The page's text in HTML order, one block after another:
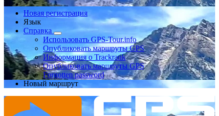
Новая регистрация
Язык
Справка
Использовать GPS-Tour.info
Опубликовать маршруты GPS
Информация о Trackrank
Опубликовать маршруты GPS
Forgotten password
Новый маршрут